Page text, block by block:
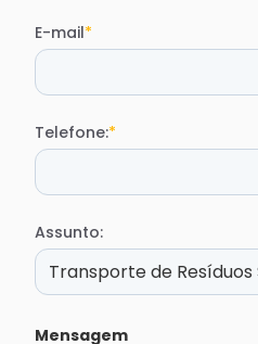
E-mail*
Telefone:*
Assunto:
Mensagem